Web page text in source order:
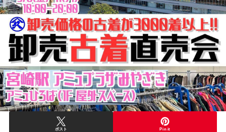
ポスト Pin it